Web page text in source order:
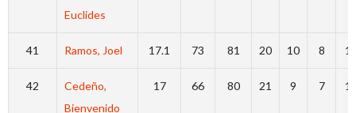
Euclides
41 Ramos, Joel 17.1 73 81 20 10 8
42
Cedeño,
Bienvenido
17 66 80 21 9 7